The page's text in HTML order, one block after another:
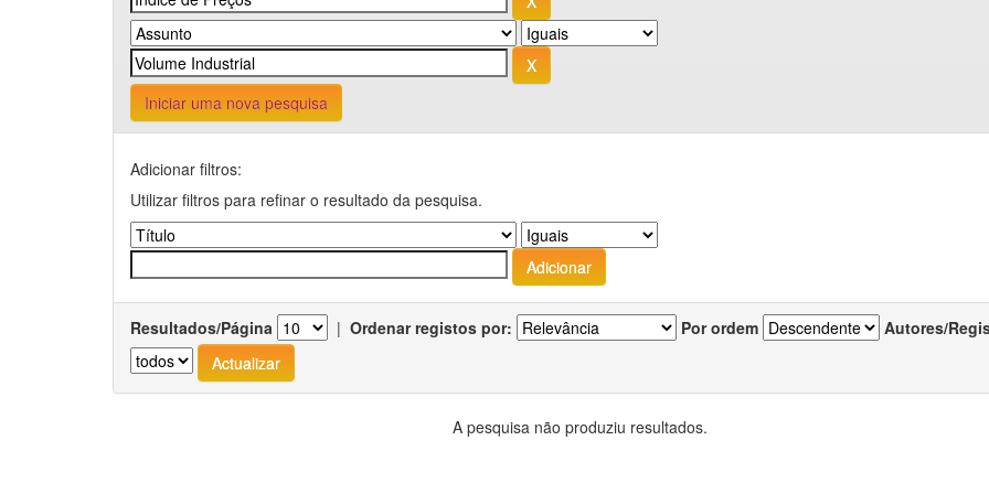
Iniciar uma nova pesquisa
Adicionar filtros:
Utilizar filtros para refinar o resultado da pesquisa.
Resultados/Página | Ordenar registos por: Por ordem Autores/
A pesquisa não produziu resultados.